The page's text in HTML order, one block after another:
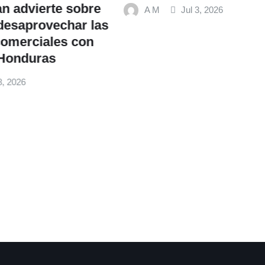
sobre
las
con
A M Jul 3, 2026